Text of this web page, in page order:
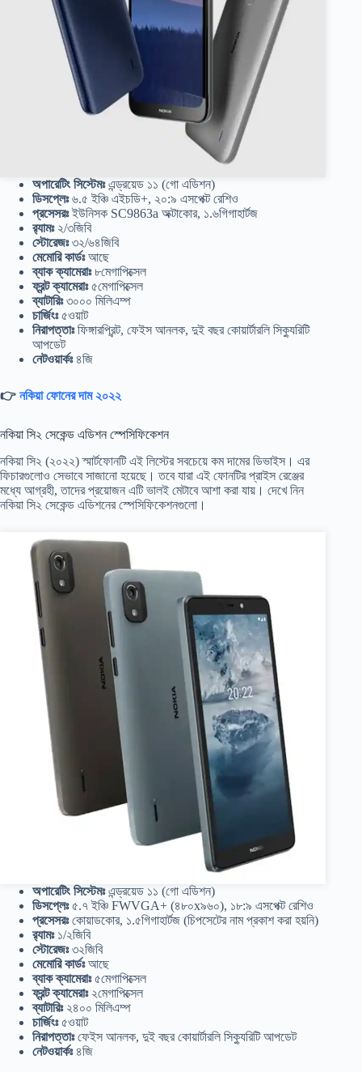
অপারেটিং সিস্টেমঃএন্ড্রয়েড ১১ (গো এডিশন)
ডিসপ্লেঃ৬.৫ ইঞ্চি এইচডি+, ২০:৯ এসপেক্ট রেশিও
প্রসেসরঃইউনিসক SC9863a অক্টাকোর, ১.৬গিগাহার্টজ
র‍্যামঃ২/৩জিবি
স্টোরেজঃ৩২/৬৪জিবি
মেমোরি কার্ডঃআছে
ব্যাক ক্যামেরাঃ৮মেগাপিক্সেল
ফ্রন্ট ক্যামেরাঃ৫মেগাপিক্সেল
ব্যাটারিঃ৩০০০ মিলিএম্প
চার্জিংঃ৫ওয়াট
নিরাপত্তাঃফিঙ্গারপ্রিন্ট, ফেইস আনলক, দুই বছর কোয়ার্টারলি সিক্যুরিটি
আপডেট
নেটওয়ার্কঃ৪জি
👉 নকিয়া ফোনের দাম ২০২২
নকিয়া সি২ সেকেন্ড এডিশন স্পেসিফিকেশন
নকিয়া সি২ (২০২২) স্মার্টফোনটি এই লিস্টের সবচেয়ে কম দামের ডিভাইস। এর
ফিচারগুলোও সেভাবে সাজানো হয়েছে। তবে যারা এই ফোনটির প্রাইস রেঞ্জের
মধ্যে আগ্রহী, তাদের প্রয়োজন এটি ভালই মেটাবে আশা করা যায়। দেখে নিন
নকিয়া সি২ সেকেন্ড এডিশনের স্পেসিফিকেশনগুলো।
অপারেটিং সিস্টেমঃএন্ড্রয়েড ১১ (গো এডিশন)
ডিসপ্লেঃ৫.৭ ইঞ্চি FWVGA+ (৪৮০x৯৬০), ১৮:৯ এসপেক্ট রেশিও
প্রসেসরঃকোয়াডকোর, ১.৫গিগাহার্টজ (চিপসেটের নাম প্রকাশ করা হয়নি)
র‍্যামঃ১/২জিবি
স্টোরেজঃ৩২জিবি
মেমোরি কার্ডঃআছে
ব্যাক ক্যামেরাঃ৫মেগাপিক্সেল
ফ্রন্ট ক্যামেরাঃ২মেগাপিক্সেল
ব্যাটারিঃ২৪০০ মিলিএম্প
চার্জিংঃ৫ওয়াট
নিরাপত্তাঃফেইস আনলক, দুই বছর কোয়ার্টারলি সিক্যুরিটি আপডেট
নেটওয়ার্কঃ৪জি